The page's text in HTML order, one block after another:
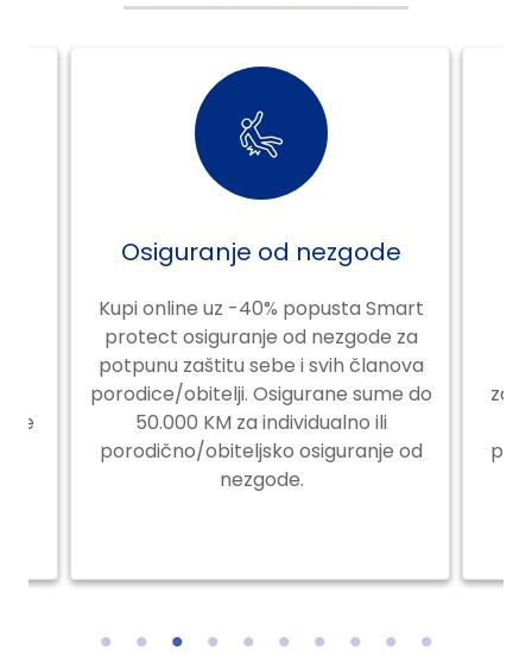
Osiguranje od nezgode
Kupi online uz -40% popusta Smart
protect osiguranje od nezgode za
potpunu zaštitu sebe i svih članova
porodice/obitelji. Osigurane sume do
50.000 KM za individualno ili
porodično/obiteljsko osiguranje od
nezgode.